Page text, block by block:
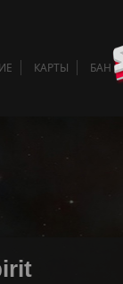
КАРТЫ БАН